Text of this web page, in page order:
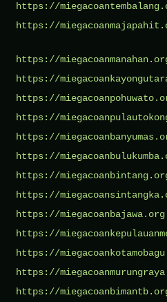
https://
https://
https://
https://
https://
https://
https://
https://
https://
https://
https://miegacoanbajawa.org
https://
https://
https://
https://